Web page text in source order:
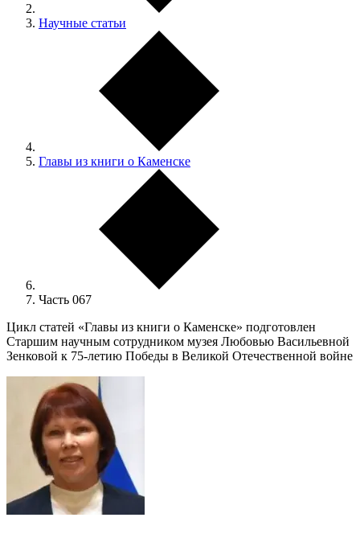
Научные статьи
Главы из книги о Каменске
Часть 067
Цикл статей «Главы из книги о Каменске» подготовлен
Старшим научным сотрудником музея Любовью Васильевной
Зенковой к 75-летию Победы в Великой Отечественной войне